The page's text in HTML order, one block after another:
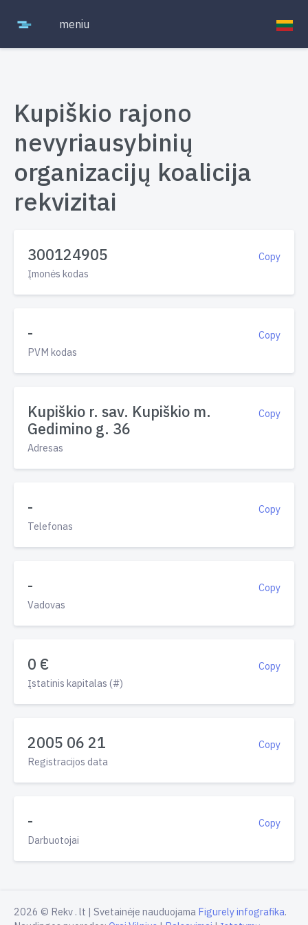
meniu
Kupiškio rajono
nevyriausybinių
organizacijų koalicija
rekvizitai
Copy
300124905
Įmonės kodas
Copy
-
PVM kodas
Copy
Kupiškio r. sav. Kupiškio m.
Gedimino g. 36
Adresas
Copy
-
Telefonas
Copy
-
Vadovas
Copy
0 €
Įstatinis kapitalas (#)
Copy
2005 06 21
Registracijos data
Copy
-
Darbuotojai
2026 © Rekv . lt | Svetainėje nauduojama Figurely infografika.